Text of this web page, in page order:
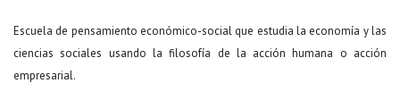
Escuela de pensamiento económico-social que estudia la economía y las
ciencias sociales usando la filosofía de la acción humana o acción
empresarial.